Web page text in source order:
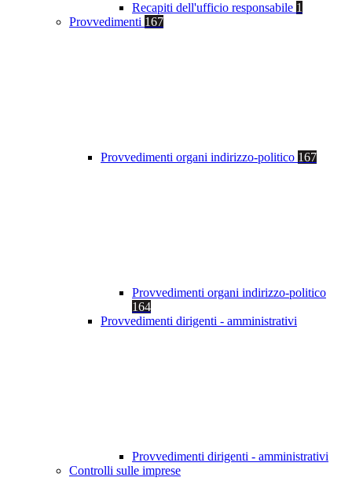
Recapiti dell'ufficio responsabile 1
Provvedimenti 167
Provvedimenti organi indirizzo-politico 167
Provvedimenti organi indirizzo-politico
164
Provvedimenti dirigenti - amministrativi
Provvedimenti dirigenti - amministrativi
Controlli sulle imprese